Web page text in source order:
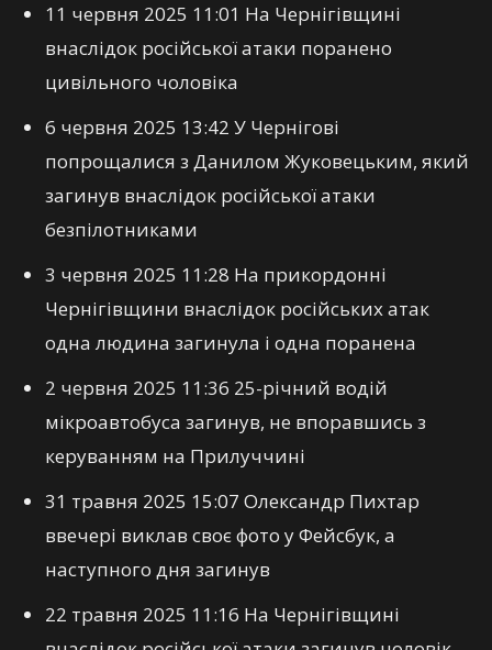
11 червня 2025 11:01 На Чернігівщині
внаслідок російської атаки поранено
цивільного чоловіка
6 червня 2025 13:42 У Чернігові
попрощалися з Данилом Жуковецьким, який
загинув внаслідок російської атаки
безпілотниками
3 червня 2025 11:28 На прикордонні
Чернігівщини внаслідок російських атак
одна людина загинула і одна поранена
2 червня 2025 11:36 25-річний водій
мікроавтобуса загинув, не впоравшись з
керуванням на Прилуччині
31 травня 2025 15:07 Олександр Пихтар
ввечері виклав своє фото у Фейсбук, а
наступного дня загинув
22 травня 2025 11:16 На Чернігівщині